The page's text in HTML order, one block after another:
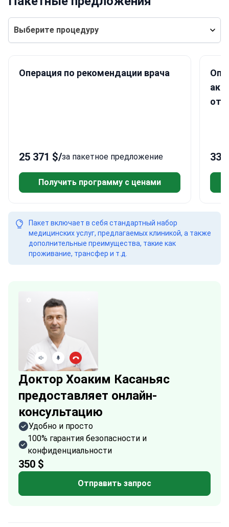
Выберите процедуру
Операция по рекомендации врача
25 371 $/за пакетное предложение
Получить программу с ценами
33
Пакет включает в себя стандартный набор
медицинских услуг, предлагаемых клиникой, а также
дополнительные преимущества, такие как
проживание, трансфер и т.д.
Доктор Хоаким Касаньяс
предоставляет онлайн-
консультацию
Удобно и просто
100% гарантия безопасности и
конфиденциальности
350 $
Отправить запрос